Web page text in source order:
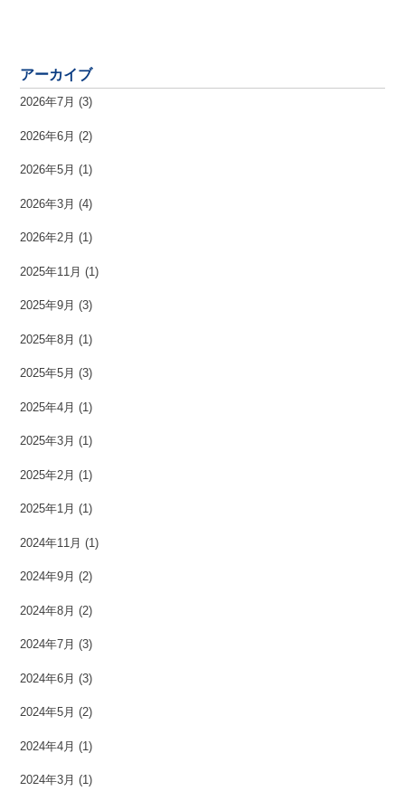
アーカイブ
2026年7月 (3)
2026年6月 (2)
2026年5月 (1)
2026年3月 (4)
2026年2月 (1)
2025年11月 (1)
2025年9月 (3)
2025年8月 (1)
2025年5月 (3)
2025年4月 (1)
2025年3月 (1)
2025年2月 (1)
2025年1月 (1)
2024年11月 (1)
2024年9月 (2)
2024年8月 (2)
2024年7月 (3)
2024年6月 (3)
2024年5月 (2)
2024年4月 (1)
2024年3月 (1)